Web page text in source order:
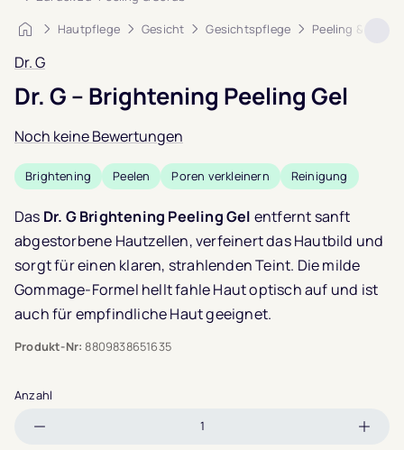
Startseite
Hautpflege Gesicht Gesichtspflege Peeling & Scrub
Dr. G
Dr. G – Brightening Peeling Gel
Noch keine Bewertungen
Brightening Peelen Poren verkleinern Reinigung
Das Dr. G Brightening Peeling Gel entfernt sanft
abgestorbene Hautzellen, verfeinert das Hautbild und
sorgt für einen klaren, strahlenden Teint. Die milde
Gommage-Formel hellt fahle Haut optisch auf und ist
auch für empfindliche Haut geeignet.
Produkt-Nr: 8809838651635
Anzahl